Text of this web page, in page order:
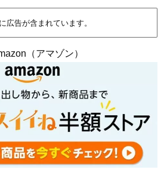
広告が含まれています。
（アマゾン）